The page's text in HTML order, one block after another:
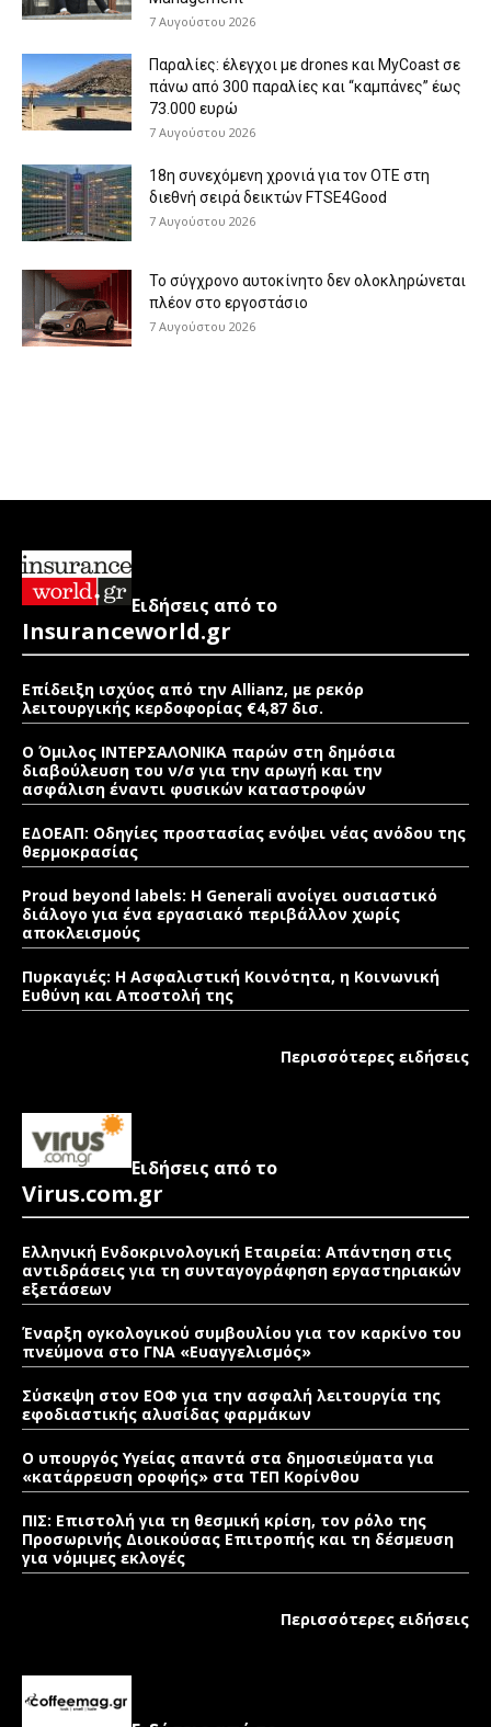
7 Αυγούστου 2026
Παραλίες: έλεγχοι με drones και MyCoast σε
πάνω από 300 παραλίες και “καμπάνες” έως
73.000 ευρώ
7 Αυγούστου 2026
18η συνεχόμενη χρονιά για τον ΟΤΕ στη
διεθνή σειρά δεικτών FTSE4Good
7 Αυγούστου 2026
Το σύγχρονο αυτοκίνητο δεν ολοκληρώνεται
πλέον στο εργοστάσιο
7 Αυγούστου 2026
Ειδήσεις από το
Insuranceworld.gr
Επίδειξη ισχύος από την Allianz, με ρεκόρ
λειτουργικής κερδοφορίας €4,87 δισ.
Ο Όμιλος ΙΝΤΕΡΣΑΛΟΝΙΚΑ παρών στη δημόσια
διαβούλευση του ν/σ για την αρωγή και την
ασφάλιση έναντι φυσικών καταστροφών
ΕΔΟΕΑΠ: Οδηγίες προστασίας ενόψει νέας ανόδου της
θερμοκρασίας
Proud beyond labels: Η Generali ανοίγει ουσιαστικό
διάλογο για ένα εργασιακό περιβάλλον χωρίς
αποκλεισμούς
Πυρκαγιές: Η Ασφαλιστική Κοινότητα, η Κοινωνική
Ευθύνη και Αποστολή της
Περισσότερες ειδήσεις
Ειδήσεις από το
Virus.com.gr
Ελληνική Ενδοκρινολογική Εταιρεία: Απάντηση στις
αντιδράσεις για τη συνταγογράφηση εργαστηριακών
εξετάσεων
Έναρξη ογκολογικού συμβουλίου για τον καρκίνο του
πνεύμονα στο ΓΝΑ «Ευαγγελισμός»
Σύσκεψη στον ΕΟΦ για την ασφαλή λειτουργία της
εφοδιαστικής αλυσίδας φαρμάκων
Ο υπουργός Υγείας απαντά στα δημοσιεύματα για
«κατάρρευση οροφής» στα ΤΕΠ Κορίνθου
ΠΙΣ: Επιστολή για τη θεσμική κρίση, τον ρόλο της
Προσωρινής Διοικούσας Επιτροπής και τη δέσμευση
για νόμιμες εκλογές
Περισσότερες ειδήσεις